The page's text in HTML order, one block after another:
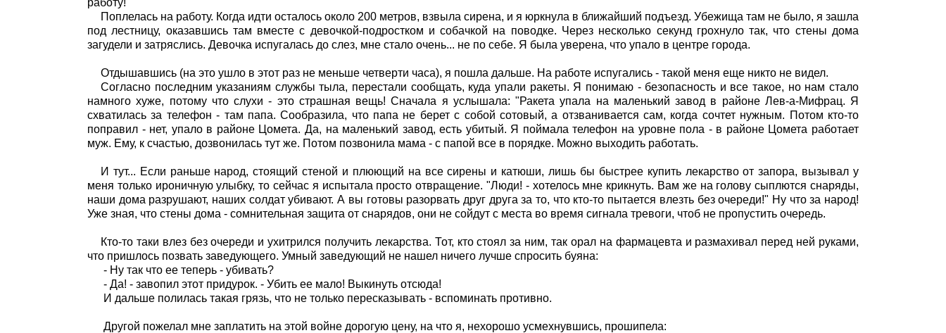
работу!
Поплелась на работу. Когда идти осталось около 200 метров, взвыла сирена, и я юркнула в ближайший подъезд. Убежища там не было, я зашла
под лестницу, оказавшись там вместе с девочкой-подростком и собачкой на поводке. Через несколько секунд грохнуло так, что стены дома
загудели и затряслись. Девочка испугалась до слез, мне стало очень... не по себе. Я была уверена, что упало в центре города.
Отдышавшись (на это ушло в этот раз не меньше четверти часа), я пошла дальше. На работе испугались - такой меня еще никто не видел.
Согласно последним указаниям службы тыла, перестали сообщать, куда упали ракеты. Я понимаю - безопасность и все такое, но нам стало
намного хуже, потому что слухи - это страшная вещь! Сначала я услышала: "Ракета упала на маленький завод в районе Лев-а-Мифрац. Я
схватилась за телефон - там папа. Сообразила, что папа не берет с собой сотовый, а отзванивается сам, когда сочтет нужным. Потом кто-то
поправил - нет, упало в районе Цомета. Да, на маленький завод, есть убитый. Я поймала телефон на уровне пола - в районе Цомета работает
муж. Ему, к счастью, дозвонилась тут же. Потом позвонила мама - с папой все в порядке. Можно выходить работать.
И тут... Если раньше народ, стоящий стеной и плюющий на все сирены и катюши, лишь бы быстрее купить лекарство от запора, вызывал у
меня только ироничную улыбку, то сейчас я испытала просто отвращение. "Люди! - хотелось мне крикнуть. Вам же на голову сыплются снаряды,
наши дома разрушают, наших солдат убивают. А вы готовы разорвать друг друга за то, что кто-то пытается влезть без очереди!" Ну что за народ!
Уже зная, что стены дома - сомнительная защита от снарядов, они не сойдут с места во время сигнала тревоги, чтоб не пропустить очередь.
Кто-то таки влез без очереди и ухитрился получить лекарства. Тот, кто стоял за ним, так орал на фармацевта и размахивал перед ней руками,
что пришлось позвать заведующего. Умный заведующий не нашел ничего лучше спросить буяна:
- Ну так что ее теперь - убивать?
- Да! - завопил этот придурок. - Убить ее мало! Выкинуть отсюда!
И дальше полилась такая грязь, что не только пересказывать - вспоминать противно.
Другой пожелал мне заплатить на этой войне дорогую цену, на что я, нехорошо усмехнувшись, прошипела: